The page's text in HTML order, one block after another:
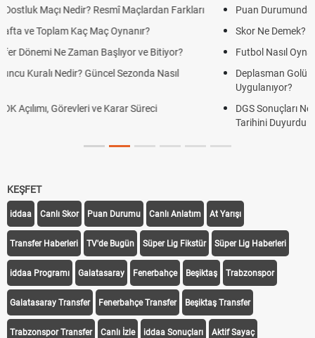
Puan Durumunda AG, OM ve Diğer Kısaltmalar Ne Anlama Gelir?
Skor Ne Demek? Sporda Skor ve Sonuç Kavramları
Futbol Nasıl Oynanır? Temel Futbol Kuralları
Deplasman Golü Kuralı Nedir? Hangi Organizasyonlarda
DGS Sonuçları Ne Zaman Açıklanacak 2026? ÖSYM Sonuç
KEŞFET
iddaa Canlı Skor Puan Durumu Canlı Anlatım At Yarışı
Transfer Haberleri TV'de Bugün Süper Lig Fikstür Süper Lig Haberleri
iddaa Programı Galatasaray Fenerbahçe Beşiktaş Trabzonspor
Galatasaray Transfer Fenerbahçe Transfer Beşiktaş Transfer
Trabzonspor Transfer Canlı İzle iddaa Sonuçları Aktif Sayaç